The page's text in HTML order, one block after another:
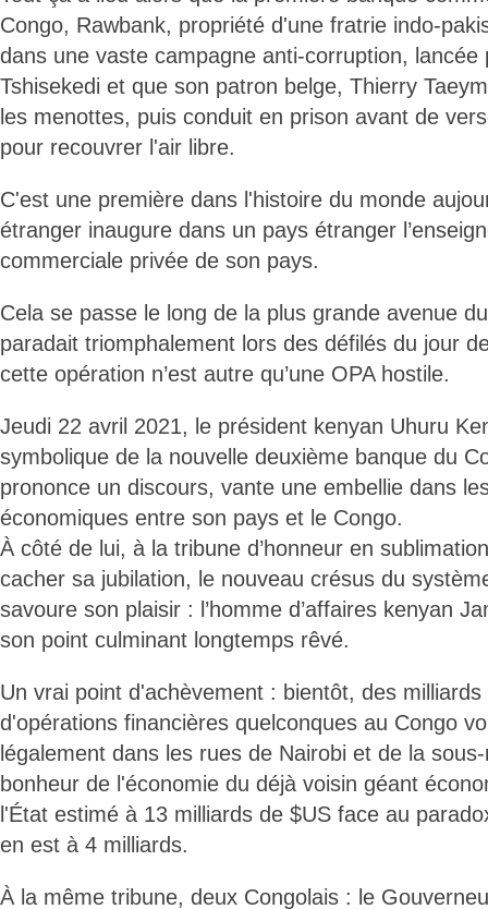
Congo, Rawbank, propriété d'une fratrie indo-
dans une vaste campagne anti-corruption, lancée
Tshisekedi et que son patron belge, Thierry
les menottes, puis conduit en prison avant de
pour recouvrer l'air libre.
C'est une première dans l'histoire du monde
étranger inaugure dans un pays étranger
commerciale privée de son pays.
Cela se passe le long de la plus grande avenue
paradait triomphalement lors des défilés du jour
cette opération n’est autre qu’une OPA hostile.
Jeudi 22 avril 2021, le président kenyan Uhuru
symbolique de la nouvelle deuxième banque du
prononce un discours, vante une embellie dans
économiques entre son pays et le Congo.
À côté de lui, à la tribune d’honneur en
cacher sa jubilation, le nouveau crésus du
savoure son plaisir : l’homme d’affaires kenyan
son point culminant longtemps rêvé.
Un vrai point d'achèvement : bientôt, des
d'opérations financières quelconques au Congo
légalement dans les rues de Nairobi et de la
bonheur de l'économie du déjà voisin géant
l'État estimé à 13 milliards de $US face au
en est à 4 milliards.
À la même tribune, deux Congolais : le